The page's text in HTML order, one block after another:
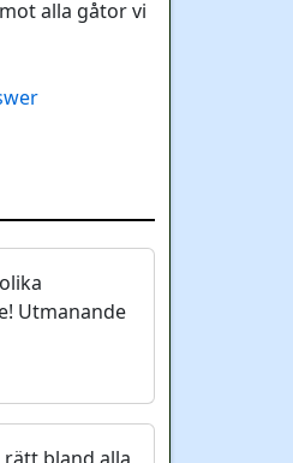
alla gåtor vi
Utmanande